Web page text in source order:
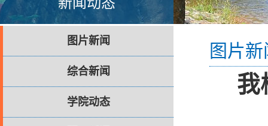
图片新闻
综合新闻
学院动态
图片新
我